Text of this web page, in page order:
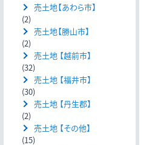
売土地【あわら市】
(2)
売土地【勝山市】
(2)
売土地 【越前市】
(32)
売土地 【福井市】
(30)
売土地 【丹生郡】
(2)
売土地 【その他】
(15)